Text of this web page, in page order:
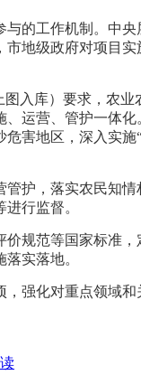
的工作机制。中
地级政府对项目实
入库）要求，农
运营、管护一体
害地区，深入实
护，落实农民知
行监督。
规范等国家标准
实落地。
强化对重点领域